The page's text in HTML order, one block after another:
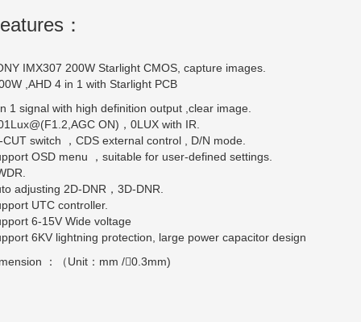
：
IMX307 200W Starlight CMOS, capture images.
,AHD 4 in 1 with Starlight PCB
1 signal with high definition output ,clear image.
ON)，0LUX with IR.
CUT switch ，CDS external control , D/N mode.
OSD menu ，suitable for user-defined settings.
adjusting 2D-DNR，3D-DNR.
UTC controller.
6-15V Wide voltage
6KV lightning protection, large power capacitor design
：（Unit：mm /0.3mm)